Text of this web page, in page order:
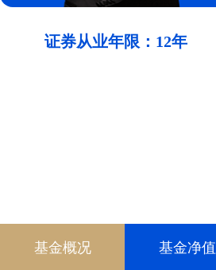
证券从业年限：12年
基金概况 基金净值